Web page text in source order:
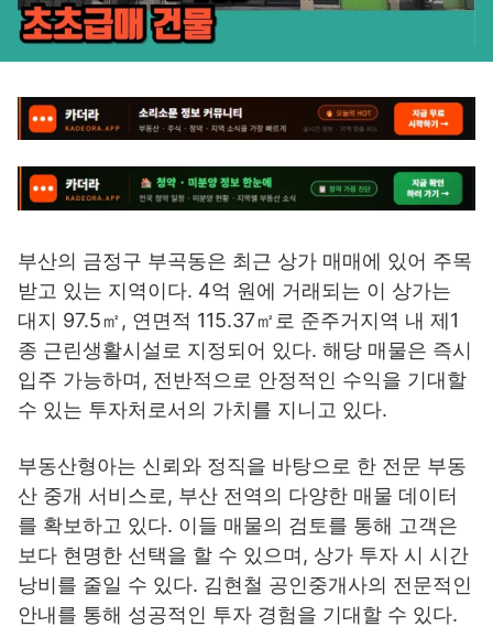
부산의 금정구 부곡동은 최근 상가 매매에 있어 주목
받고 있는 지역이다. 4억 원에 거래되는 이 상가는
대지 97.5㎡, 연면적 115.37㎡로 준주거지역 내 제1
종 근린생활시설로 지정되어 있다. 해당 매물은 즉시
입주 가능하며, 전반적으로 안정적인 수익을 기대할
수 있는 투자처로서의 가치를 지니고 있다.
부동산형아는 신뢰와 정직을 바탕으로 한 전문 부동
산 중개 서비스로, 부산 전역의 다양한 매물 데이터
를 확보하고 있다. 이들 매물의 검토를 통해 고객은
보다 현명한 선택을 할 수 있으며, 상가 투자 시 시간
낭비를 줄일 수 있다. 김현철 공인중개사의 전문적인
안내를 통해 성공적인 투자 경험을 기대할 수 있다.